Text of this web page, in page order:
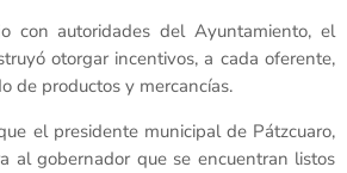
con autoridades del Ayuntamiento, el
otorgar incentivos, a cada oferente,
de productos y mercancías.
el presidente municipal de Pátzcuaro,
al gobernador que se encuentran listos